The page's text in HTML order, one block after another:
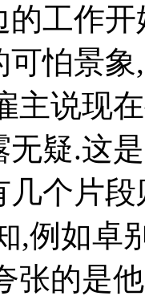
工作
可怕景
主说现
无疑.这
几个片
,例如卓
张的是